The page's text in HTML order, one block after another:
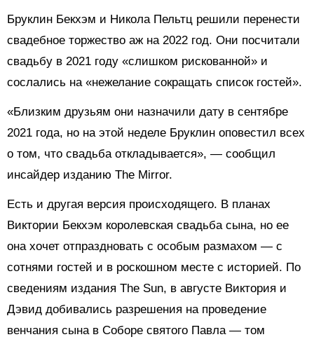
Бруклин Бекхэм и Никола Пельтц решили перенести
свадебное торжество аж на 2022 год. Они посчитали
свадьбу в 2021 году «слишком рискованной» и
сослались на «нежелание сокращать список гостей».
«Близким друзьям они назначили дату в сентябре
2021 года, но на этой неделе Бруклин оповестил всех
о том, что свадьба откладывается», — сообщил
инсайдер изданию The Mirror.
Есть и другая версия происходящего. В планах
Виктории Бекхэм королевская свадьба сына, но ее
она хочет отпраздновать с особым размахом — с
сотнями гостей и в роскошном месте с историей. По
сведениям издания The Sun, в августе Виктория и
Дэвид добивались разрешения на проведение
венчания сына в Соборе святого Павла — том